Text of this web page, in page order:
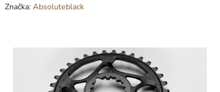
hodnocení
Značka: Absoluteblack